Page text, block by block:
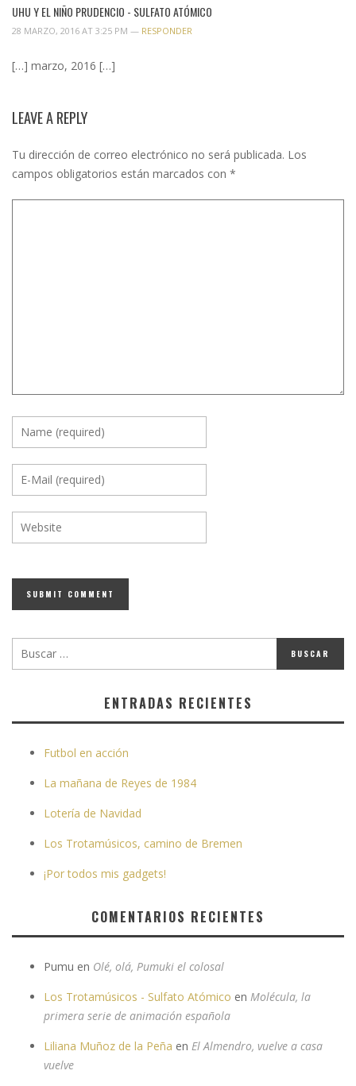
UHU Y EL NIÑO PRUDENCIO - SULFATO ATÓMICO
28 MARZO, 2016 AT 3:25 PM — RESPONDER
[…] marzo, 2016 […]
LEAVE A REPLY
Tu dirección de correo electrónico no será publicada. Los
campos obligatorios están marcados con *
ENTRADAS RECIENTES
Futbol en acción
La mañana de Reyes de 1984
Lotería de Navidad
Los Trotamúsicos, camino de Bremen
¡Por todos mis gadgets!
COMENTARIOS RECIENTES
Pumu en Olé, olá, Pumuki el colosal
Los Trotamúsicos - Sulfato Atómico en Molécula, la
primera serie de animación española
Liliana Muñoz de la Peña en El Almendro, vuelve a casa
vuelve